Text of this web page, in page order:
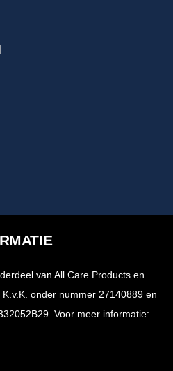
van All Care Products en
onder nummer 27140889 en
Voor meer informatie: